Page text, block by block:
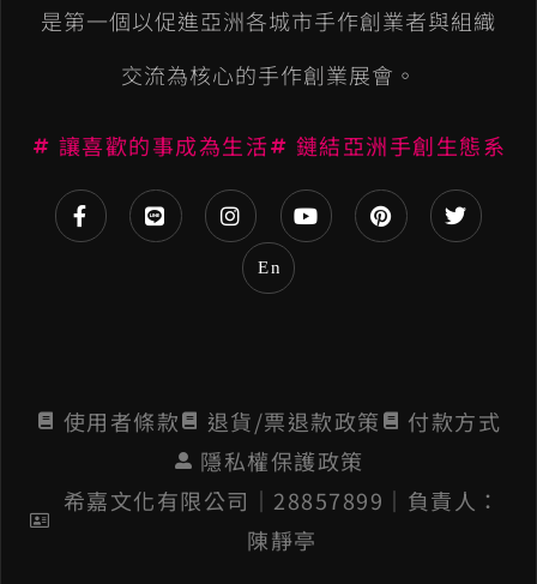
是第一個以促進亞洲各城市手作創業者與組織
交流為核心的手作創業展會。
讓喜歡的事成為生活 鏈結亞洲手創生態系
En
使用者條款 退貨/票退款政策
付款方式
隱私權保護政策
希嘉文化有限公司│28857899│負責人：
陳靜亭
n
i